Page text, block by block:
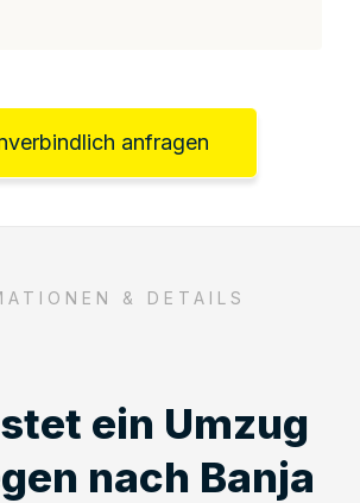
anfragen
& DETAILS
ein Umzug
nach Banja